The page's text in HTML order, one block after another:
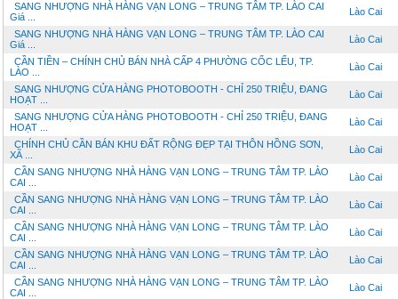
SANG NHƯỢNG NHÀ HÀNG VẠN LONG – TRUNG TÂM TP. LÀO CAI
Giá ...
Lào Cai
SANG NHƯỢNG NHÀ HÀNG VẠN LONG – TRUNG TÂM TP. LÀO CAI
Giá ...
Lào Cai
CẦN TIỀN – CHÍNH CHỦ BÁN NHÀ CẤP 4 PHƯỜNG CỐC LẾU, TP.
LÀO ...
Lào Cai
SANG NHƯỢNG CỬA HÀNG PHOTOBOOTH - CHỈ 250 TRIỆU, ĐANG
HOẠT ...
Lào Cai
SANG NHƯỢNG CỬA HÀNG PHOTOBOOTH - CHỈ 250 TRIỆU, ĐANG
HOẠT ...
Lào Cai
CHÍNH CHỦ CẦN BÁN KHU ĐẤT RỘNG ĐẸP TẠI THÔN HỒNG SƠN,
XÃ ...
Lào Cai
CẦN SANG NHƯỢNG NHÀ HÀNG VẠN LONG – TRUNG TÂM TP. LÀO
CAI ...
Lào Cai
CẦN SANG NHƯỢNG NHÀ HÀNG VẠN LONG – TRUNG TÂM TP. LÀO
CAI ...
Lào Cai
CẦN SANG NHƯỢNG NHÀ HÀNG VẠN LONG – TRUNG TÂM TP. LÀO
CAI ...
Lào Cai
CẦN SANG NHƯỢNG NHÀ HÀNG VẠN LONG – TRUNG TÂM TP. LÀO
CAI ...
Lào Cai
CẦN SANG NHƯỢNG NHÀ HÀNG VẠN LONG – TRUNG TÂM TP. LÀO
CAI ...
Lào Cai